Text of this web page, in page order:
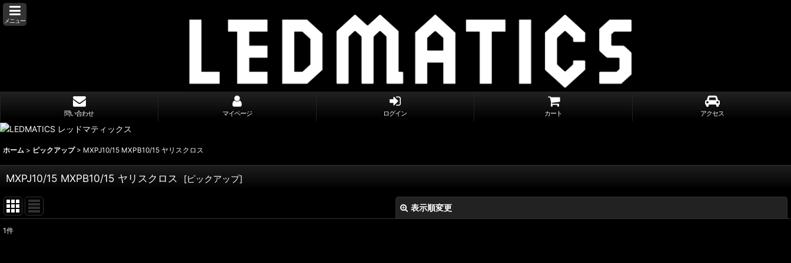
メニュー
問い合わせ マイページ ログイン カート アクセス
ホーム > ピックアップ > MXPJ10/15 MXPB10/15 ヤリスクロス
MXPJ10/15 MXPB10/15 ヤリスクロス [ピックアップ]
表示順変更
1件